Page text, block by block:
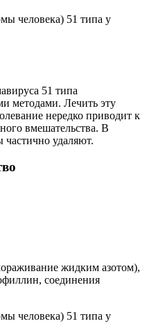
51 типа
методами. Лечить эту
нередко приводит к
вмешательства. В
удаляют.
жидким азотом),
соединения